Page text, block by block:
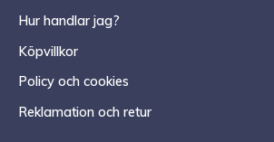
Hur handlar jag?
Köpvillkor
Policy och cookies
Reklamation och retur